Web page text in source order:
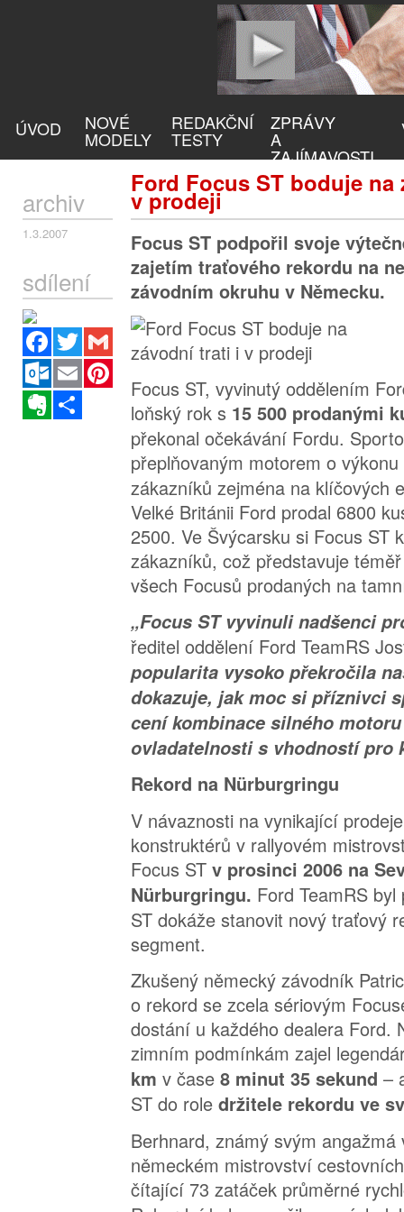
ÚVOD NOVÉ
MODELY
REDAKČNÍ
TESTY
ZPRÁVY
A
ZAJÍMAVOSTI
Ford Focus ST boduje
v prodeji
archiv
1.3.2007
sdílení
Facebook
Twitter
Gmail
Outlook.com
Email
Pinterest
Evernote
Focus ST podpořil svoje
zajetím traťového rekordu na
závodním okruhu v Německu.
Focus ST, vyvinutý oddělením
loňský rok s 15 500 prodanými
překonal očekávání Fordu.
přeplňovaným motorem o výkonu
zákazníků zejména na klíčových
Velké Británii Ford prodal 6800
2500. Ve Švýcarsku si Focus ST
zákazníků, což představuje
všech Focusů prodaných na
„Focus ST vyvinuli nadšenci
ředitel oddělení Ford TeamRS
popularita vysoko překročila
dokazuje, jak moc si příznivci
cení kombinace silného
ovladatelnosti s vhodností pro
Rekord na Nürburgringu
V návaznosti na vynikající
konstruktérů v rallyovém
Focus ST v prosinci 2006 na
Nürburgringu. Ford TeamRS
ST dokáže stanovit nový traťový
segment.
Zkušený německý závodník
o rekord se zcela sériovým
dostání u každého dealera Ford.
zimním podmínkám zajel
km v čase 8 minut 35 sekund –
ST do role držitele rekordu ve
Berhnard, známý svým
německém mistrovství
čítající 73 zatáček průměrné